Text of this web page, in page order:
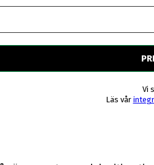
Vi
Läs vår